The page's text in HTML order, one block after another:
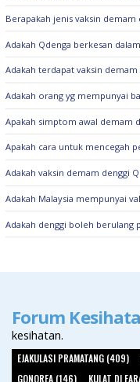
Berapakah jenis vaksin demam
Adakah Qdenga berkesan
Adakah terdapat vaksin demam
Adakah orang yg mempunyai
Apakah simptom awal demam
Apakah cara untuk mencegah
Adakah vaksin demam denggi
Adakah Malaysia mempunyai
Adakah denggi boleh berulang
Forum
kesihatan.
EJAKULASI PRAMATANG (409)
GONOREA (146)
KULAT DI